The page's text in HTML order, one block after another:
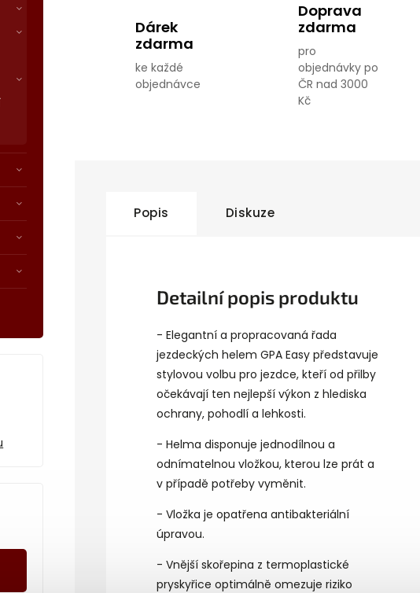
Dárek
zdarma
ke každé
objednávce
Doprava
zdarma
pro
objednávky po
ČR nad 3000
Kč
Popis Diskuze
Detailní popis produktu
- Elegantní a propracovaná řada
jezdeckých helem GPA Easy představuje
stylovou volbu pro jezdce, kteří od přilby
očekávají ten nejlepší výkon z hlediska
ochrany, pohodlí a lehkosti.
- Helma disponuje jednodílnou a
odnímatelnou vložkou, kterou lze prát a
v případě potřeby vyměnit.
- Vložka je opatřena antibakteriální
úpravou.
- Vnější skořepina z termoplastické
pryskyřice optimálně omezuje riziko